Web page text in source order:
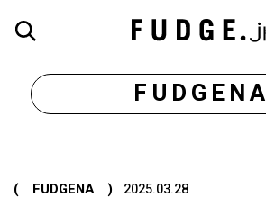
FUDGENA
( FUDGENA ) 2025.03.28